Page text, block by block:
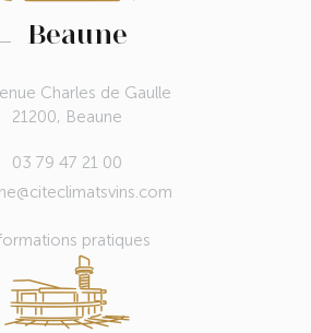
Beaune
Charles de Gaulle
21200, Beaune
03 79 47 21 00
pratiques